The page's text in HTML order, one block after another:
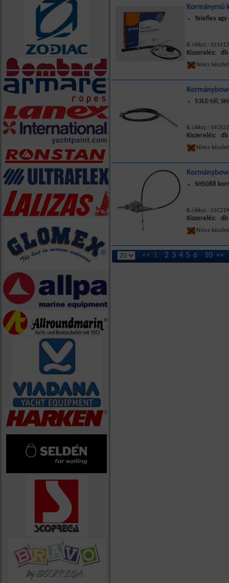
Kormánymű
Teleflex
B.cikksz.:
Kiszerelés: db
Nincs
53LE-től,
B.cikksz.:
Kiszerelés: db
Nincs
SH5088
B.cikksz.:
Kiszerelés: db
Nincs
<< 1 2 3 4 5 6 10 >>